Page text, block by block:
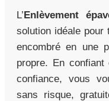
L’Enlèvement
solution idéale pour
encombré en une
propre. En
confiance, vous
sans risque,